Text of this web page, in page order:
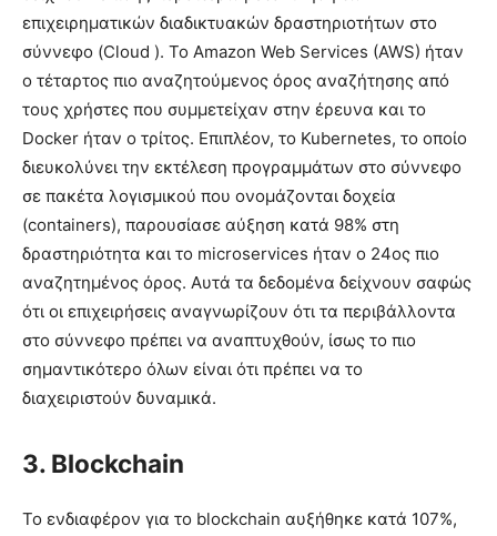
επιχειρηματικών διαδικτυακών δραστηριοτήτων στο
σύννεφο (Cloud ). Το Amazon Web Services (AWS) ήταν
ο τέταρτος πιο αναζητούμενος όρος αναζήτησης από
τους χρήστες που συμμετείχαν στην έρευνα και το
Docker ήταν ο τρίτος. Επιπλέον, το Kubernetes, το οποίο
διευκολύνει την εκτέλεση προγραμμάτων στο σύννεφο
σε πακέτα λογισμικού που ονομάζονται δοχεία
(containers), παρουσίασε αύξηση κατά 98% στη
δραστηριότητα και το microservices ήταν ο 24ος πιο
αναζητημένος όρος. Αυτά τα δεδομένα δείχνουν σαφώς
ότι οι επιχειρήσεις αναγνωρίζουν ότι τα περιβάλλοντα
στο σύννεφο πρέπει να αναπτυχθούν, ίσως το πιο
σημαντικότερο όλων είναι ότι πρέπει να το
διαχειριστούν δυναμικά.
3. Blockchain
Το ενδιαφέρον για το blockchain αυξήθηκε κατά 107%,